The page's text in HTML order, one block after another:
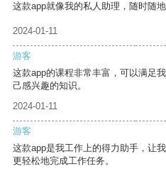
这款app就像我的私人助理，随时随
2024-01-11
游客
这款app的课程非常丰富，可以满足
己感兴趣的知识。
2024-01-11
游客
这款app是我工作上的得力助手，让
更轻松地完成工作任务。